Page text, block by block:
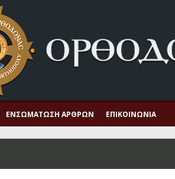
ΕΝΣΩΜΆΤΩΣΗ ΆΡΘΡΩΝ ΕΠΙΚΟΙΝΩΝΊΑ